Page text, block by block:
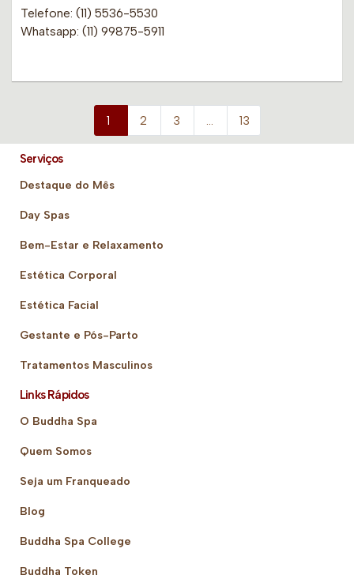
Telefone: (11) 5536-5530
Whatsapp: (11) 99875-5911
1 2 3 … 13
Serviços
Destaque do Mês
Day Spas
Bem-Estar e Relaxamento
Estética Corporal
Estética Facial
Gestante e Pós-Parto
Tratamentos Masculinos
Links Rápidos
O Buddha Spa
Quem Somos
Seja um Franqueado
Blog
Buddha Spa College
Buddha Token